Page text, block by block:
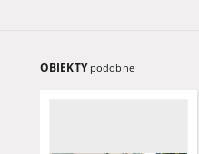
OBIEKTY podobne